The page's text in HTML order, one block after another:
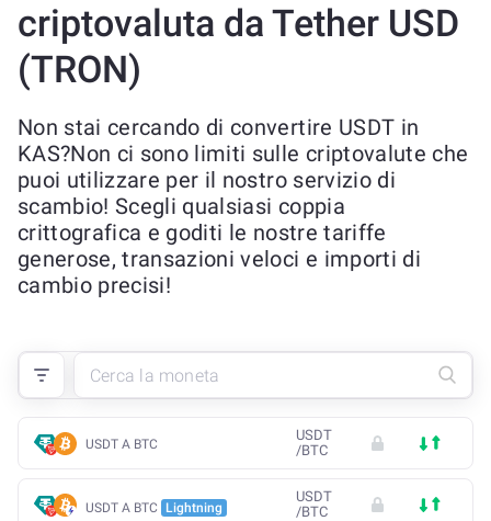
criptovaluta da Tether USD
(TRON)
Non stai cercando di convertire USDT in
KAS?Non ci sono limiti sulle criptovalute che
puoi utilizzare per il nostro servizio di
scambio! Scegli qualsiasi coppia
crittografica e goditi le nostre tariffe
generose, transazioni veloci e importi di
cambio precisi!
USDT A BTC
USDT
/BTC
USDT A BTC Lightning
USDT
/BTC